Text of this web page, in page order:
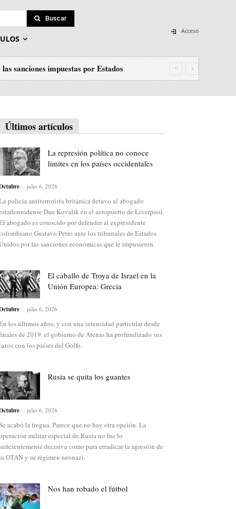
Buscar
Acceso
sanciones impuestas por Estados
Últimos artículos
La represión política no conoce
límites en los países occidentales
- julio 6, 2026
policía antiterrorista británica detuvo al abogado
Dan Kovalik en el aeropuerto de Liverpool.
abogado es conocido por defender al expresidente
Gustavo Petro ante los tribunales de Estados
por las sanciones económicas que le impusieron.
El caballo de Troya de Israel en la
Unión Europea: Grecia
- julio 6, 2026
los últimos años, y con una intensidad particular desde
de 2019, el gobierno de Atenas ha profundizado sus
con los países del Golfo.
Rusia se quita los guantes
- julio 6, 2026
acabó la tregua. Parece que no hay otra opción. La
militar especial de Rusia no fue lo
decisiva como para erradicar la agresión de
OTAN y su régimen neonazi.
Nos han robado el fútbol